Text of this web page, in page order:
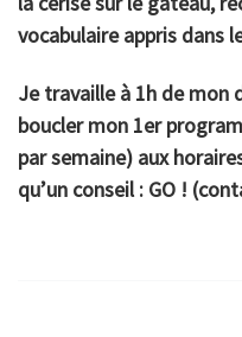
vocabulaire appris dans
Je travaille à 1h de mon
boucler mon 1er
par semaine) aux
qu’un conseil : GO !